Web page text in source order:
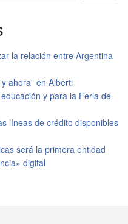
la relación entre Argentina
ahora” en Alberti
y para la Feria de
líneas de crédito disponibles
será la primera entidad
digital